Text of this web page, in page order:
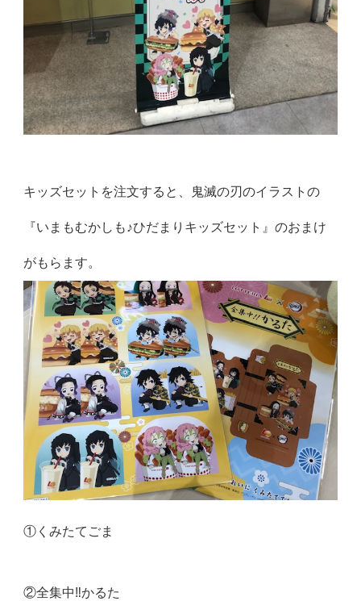
キッズセットを注文すると、鬼滅の刃のイラストの
『いまもむかしも♪ひだまりキッズセット』のおまけ
がもらます。
①くみたてごま
②全集中‼︎かるた